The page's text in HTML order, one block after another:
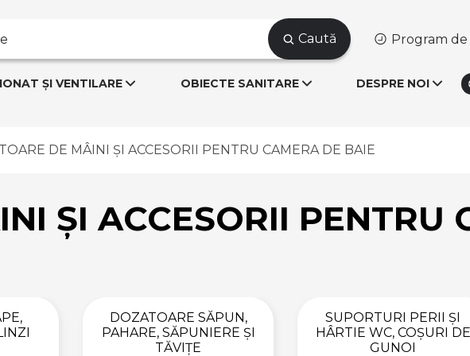
Caută Program
ȘI VENTILARE OBIECTE SANITARE DESPRE NOI
DE MÂINI ȘI ACCESORII PENTRU CAMERA DE BAIE
ȘI ACCESORII PENTRU
DOZATOARE SĂPUN,
PAHARE, SĂPUNIERE ȘI
TĂVIȚE
SUPORTURI PERII ȘI
HÂRTIE WC, COȘURI DE
GUNOI